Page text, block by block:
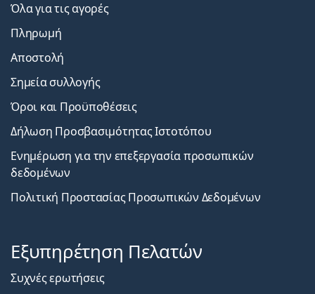
Όλα για τις αγορές
Πληρωμή
Αποστολή
Σημεία συλλογής
Όροι και Προϋποθέσεις
Δήλωση Προσβασιμότητας Ιστοτόπου
Ενημέρωση για την επεξεργασία προσωπικών
δεδομένων
Πολιτική Προστασίας Προσωπικών Δεδομένων
Εξυπηρέτηση Πελατών
Συχνές ερωτήσεις